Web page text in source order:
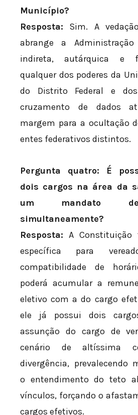
Município?
Resposta: Sim. A
abrange a
indireta, autárquica e
qualquer dos poderes da
do Distrito Federal e
cruzamento de dados
margem para a ocultação
entes federativos distintos.
Pergunta quatro: É
dois cargos na área da
um mandato
simultaneamente?
Resposta: A
específica para
compatibilidade de
poderá acumular a
eletivo com a do cargo
ele já possui dois
assunção do cargo de
cenário de altíssima
divergência, prevalecendo
o entendimento do teto
vínculos, forçando o
cargos efetivos.